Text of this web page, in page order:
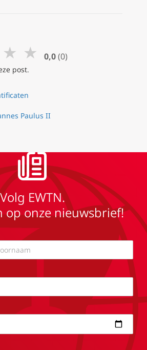
★ ★ 0,0 (0)
post.
Paulus II
Volg EWTN.
op onze nieuwsbrief!